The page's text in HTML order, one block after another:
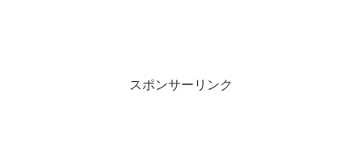
スポンサーリンク